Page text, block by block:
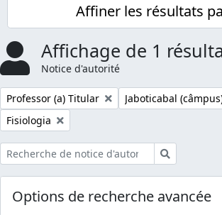
Affiner les résultats
Affichage de 1
Notice d'autorité
Remove filter:
Professor (a) Titular Remove filter:
Jaboticabal
Remove filter:
Fisiologia
Options de recherche avancée